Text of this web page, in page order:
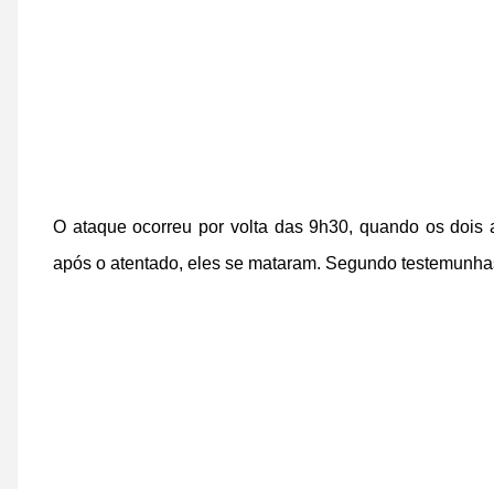
O ataque ocorreu por volta das 9h30, quando os
após o atentado, eles se mataram. Segundo